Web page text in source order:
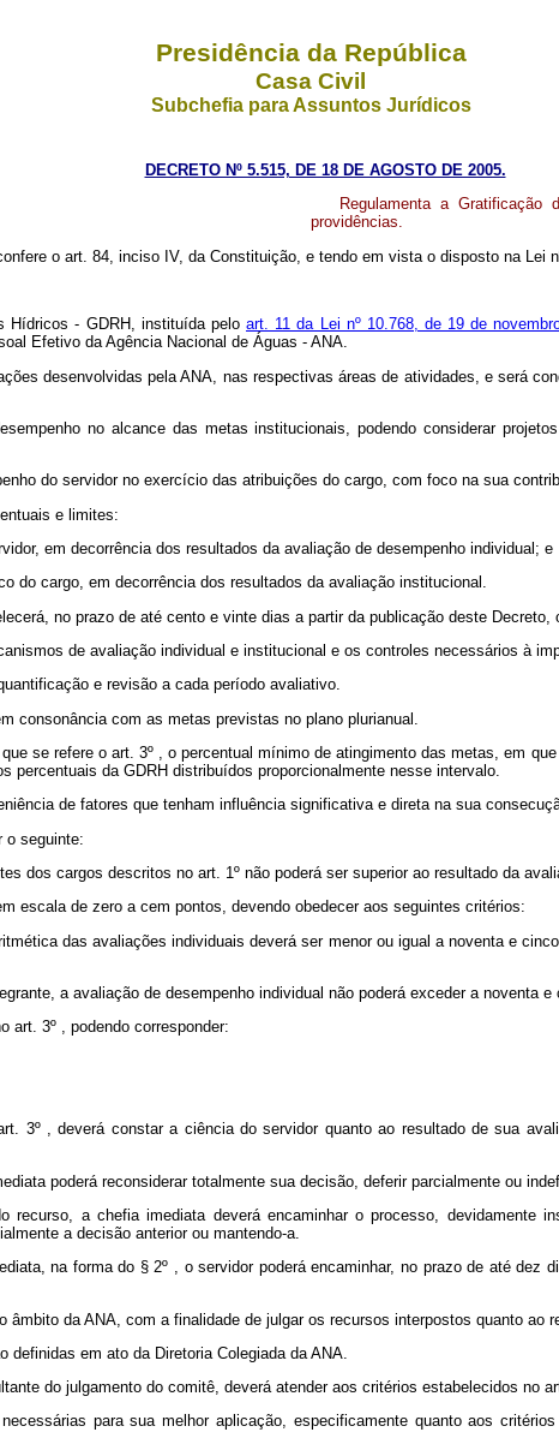
Presidência da República
Casa Civil
Subchefia para Assuntos Jurídicos
DECRETO Nº 5.515, DE 18 DE AGOSTO DE 2005.
Regulamenta a
providências.
o art. 84, inciso IV, da Constituição, e tendo em vista o disposto na Lei
Hídricos - GDRH, instituída peloart. 11 da Lei nº 10.768, de 19 de
Efetivo da Agência Nacional de Águas - ANA.
desenvolvidas pela ANA, nas respectivas áreas de atividades, e será
no alcance das metas institucionais, podendo considerar
do servidor no exercício das atribuições do cargo, com foco na sua
e limites:
em decorrência dos resultados da avaliação de desempenho individual; e
do cargo, em decorrência dos resultados da avaliação institucional.
no prazo de até cento e vinte dias a partir da publicação deste Decreto,
de avaliação individual e institucional e os controles necessários à
e revisão a cada período avaliativo.
consonância com as metas previstas no plano plurianual.
se refere o art. 3º , o percentual mínimo de atingimento das metas, em
da GDRH distribuídos proporcionalmente nesse intervalo.
de fatores que tenham influência significativa e direta na sua
o seguinte:
dos cargos descritos no art. 1º não poderá ser superior ao resultado da
escala de zero a cem pontos, devendo obedecer aos seguintes critérios:
das avaliações individuais deverá ser menor ou igual a noventa e
a avaliação de desempenho individual não poderá exceder a noventa e
art. 3º , podendo corresponder:
3º , deverá constar a ciência do servidor quanto ao resultado de sua
poderá reconsiderar totalmente sua decisão, deferir parcialmente ou
recurso, a chefia imediata deverá encaminhar o processo, devidamente
a decisão anterior ou mantendo-a.
na forma do § 2º , o servidor poderá encaminhar, no prazo de até
da ANA, com a finalidade de julgar os recursos interpostos quanto ao
em ato da Diretoria Colegiada da ANA.
do julgamento do comitê, deverá atender aos critérios estabelecidos no
para sua melhor aplicação, especificamente quanto aos